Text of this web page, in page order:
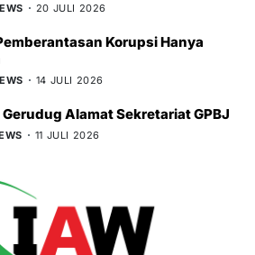
20 JULI 2026
Korupsi Hanya
14 JULI 2026
Alamat Sekretariat GPBJ
11 JULI 2026